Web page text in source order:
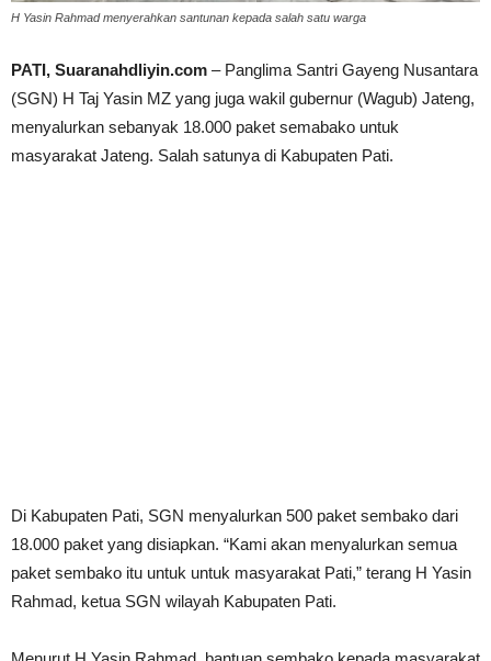
H Yasin Rahmad menyerahkan santunan kepada salah satu warga
PATI, Suaranahdliyin.com – Panglima Santri Gayeng Nusantara
(SGN) H Taj Yasin MZ yang juga wakil gubernur (Wagub) Jateng,
menyalurkan sebanyak 18.000 paket semabako untuk
masyarakat Jateng. Salah satunya di Kabupaten Pati.
Di Kabupaten Pati, SGN menyalurkan 500 paket sembako dari
18.000 paket yang disiapkan. “Kami akan menyalurkan semua
paket sembako itu untuk untuk masyarakat Pati,” terang H Yasin
Rahmad, ketua SGN wilayah Kabupaten Pati.